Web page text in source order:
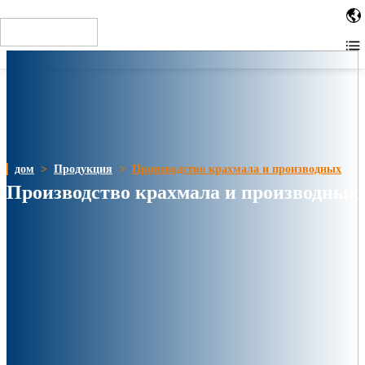
tags. Other installation methods
дом > Продукция > Производство крахмала и производных
Производство крахмала и производных